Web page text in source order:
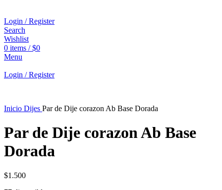
Login / Register
Search
Wishlist
0 items / $0
Menu
Login / Register
Inicio Dijes Par de Dije corazon Ab Base Dorada
Par de Dije corazon Ab Base
Dorada
$1.500